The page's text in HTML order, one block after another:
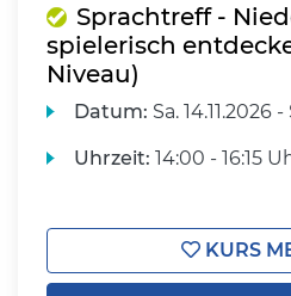
Sprachtreff -
spielerisch
Niveau)
Datum: Sa. 14.11.2026 -
Uhrzeit: 14:00 - 16:15
KURS